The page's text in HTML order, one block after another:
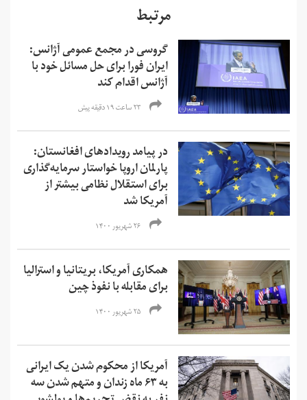
مرتبط
گروسی در مجمع عمومی آژانس:
ایران فورا برای حل مسائل خود با
آژانس اقدام کند
۲۳ ساعت ۱۹ دقیقه پیش
در پیامد رویدادهای افغانستان:
پارلمان اروپا خواستار سرمایه‌گذاری
برای استقلال نظامی بیشتر از
آمریکا شد
۲۶ شهریور ۱۴۰۰
همکاری آمریکا، بریتانیا و استرالیا
برای مقابله با نفوذ چین
۲۵ شهریور ۱۴۰۰
آمریکا از محکوم شدن یک ایرانی
به ۶۳ ماه زندان و متهم شدن سه